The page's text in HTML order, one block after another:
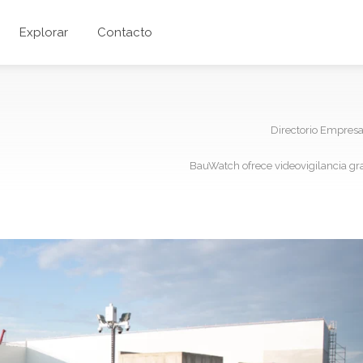
Explorar Contacto
Directorio
BauWatch ofrece videovigilancia